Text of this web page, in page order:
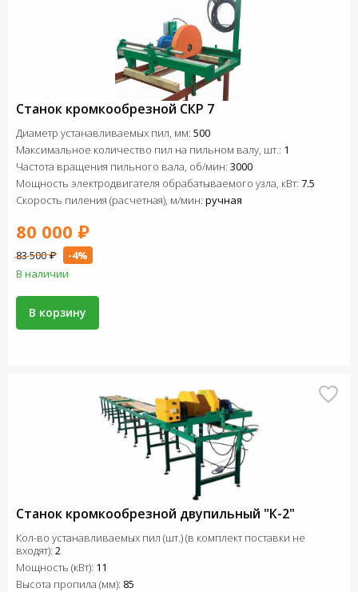
Станок кромкообрезной СКР 7
Диаметр устанавливаемых пил, мм: 500
Максимальное количество пил на пильном валу, шт.: 1
Частота вращения пильного вала, об/мин: 3000
Мощность электродвигателя обрабатываемого узла, кВт: 7.5
Скорость пиления (расчетная), м/мин: ручная
80 000 ₽
83 500 ₽
-4%
В наличии
В корзину
Станок кромкообрезной двупильный "К-2"
Кол-во устанавливаемых пил (шт.) (в комплект поставки не
входят): 2
Мощность (кВт): 11
Высота пропила (мм): 85